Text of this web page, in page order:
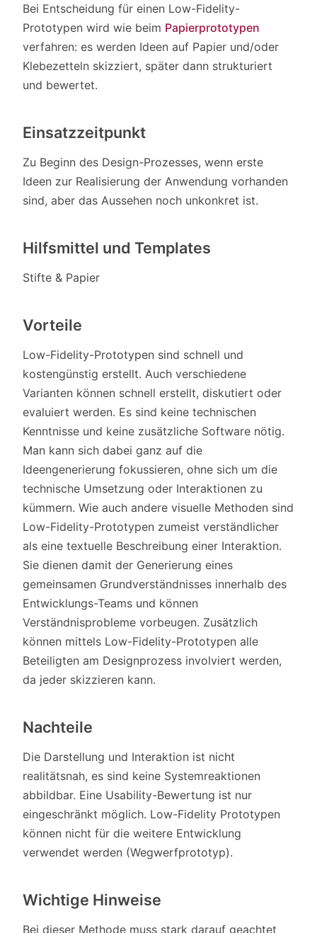
Bei Entscheidung für einen Low-Fidelity-
Prototypen wird wie beim Papierprototypen
verfahren: es werden Ideen auf Papier und/oder
Klebezetteln skizziert, später dann strukturiert
und bewertet.
Einsatzzeitpunkt
Zu Beginn des Design-Prozesses, wenn erste
Ideen zur Realisierung der Anwendung vorhanden
sind, aber das Aussehen noch unkonkret ist.
Hilfsmittel und Templates
Stifte & Papier
Vorteile
Low-Fidelity-Prototypen sind schnell und
kostengünstig erstellt. Auch verschiedene
Varianten können schnell erstellt, diskutiert oder
evaluiert werden. Es sind keine technischen
Kenntnisse und keine zusätzliche Software nötig.
Man kann sich dabei ganz auf die
Ideengenerierung fokussieren, ohne sich um die
technische Umsetzung oder Interaktionen zu
kümmern. Wie auch andere visuelle Methoden sind
Low-Fidelity-Prototypen zumeist verständlicher
als eine textuelle Beschreibung einer Interaktion.
Sie dienen damit der Generierung eines
gemeinsamen Grundverständnisses innerhalb des
Entwicklungs-Teams und können
Verständnisprobleme vorbeugen. Zusätzlich
können mittels Low-Fidelity-Prototypen alle
Beteiligten am Designprozess involviert werden,
da jeder skizzieren kann.
Nachteile
Die Darstellung und Interaktion ist nicht
realitätsnah, es sind keine Systemreaktionen
abbildbar. Eine Usability-Bewertung ist nur
eingeschränkt möglich. Low-Fidelity Prototypen
können nicht für die weitere Entwicklung
verwendet werden (Wegwerfprototyp).
Wichtige Hinweise
Bei dieser Methode muss stark darauf geachtet